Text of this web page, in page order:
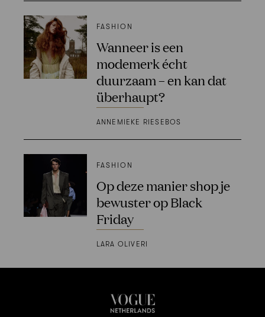
FASHION
Wanneer is een
modemerk écht
duurzaam – en kan dat
überhaupt?
ANNEMIEKE RIESEBOS
FASHION
Op deze manier shop je
bewuster op Black
Friday
LARA OLIVERI